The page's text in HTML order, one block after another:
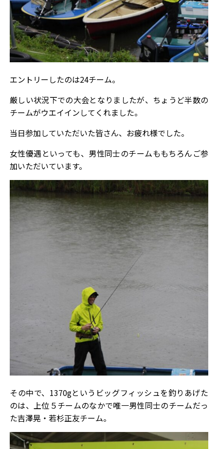
エントリーしたのは24チーム。
厳しい状況下での大会となりましたが、ちょうど半数の
チームがウエイインしてくれました。
当日参加していただいた皆さん、お疲れ様でした。
女性優遇といっても、男性同士のチームももちろんご参
加いただいています。
その中で、1370gというビッグフィッシュを釣りあげた
のは、上位５チームのなかで唯一男性同士のチームだっ
た吉澤晃・若杉正友チーム。